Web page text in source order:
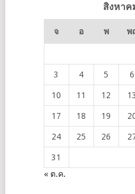
สิงหาค
จ อ พ พ
3 4 5 6
10 11 12 13
17 18 19
24 25 26
31
« ต.ค.